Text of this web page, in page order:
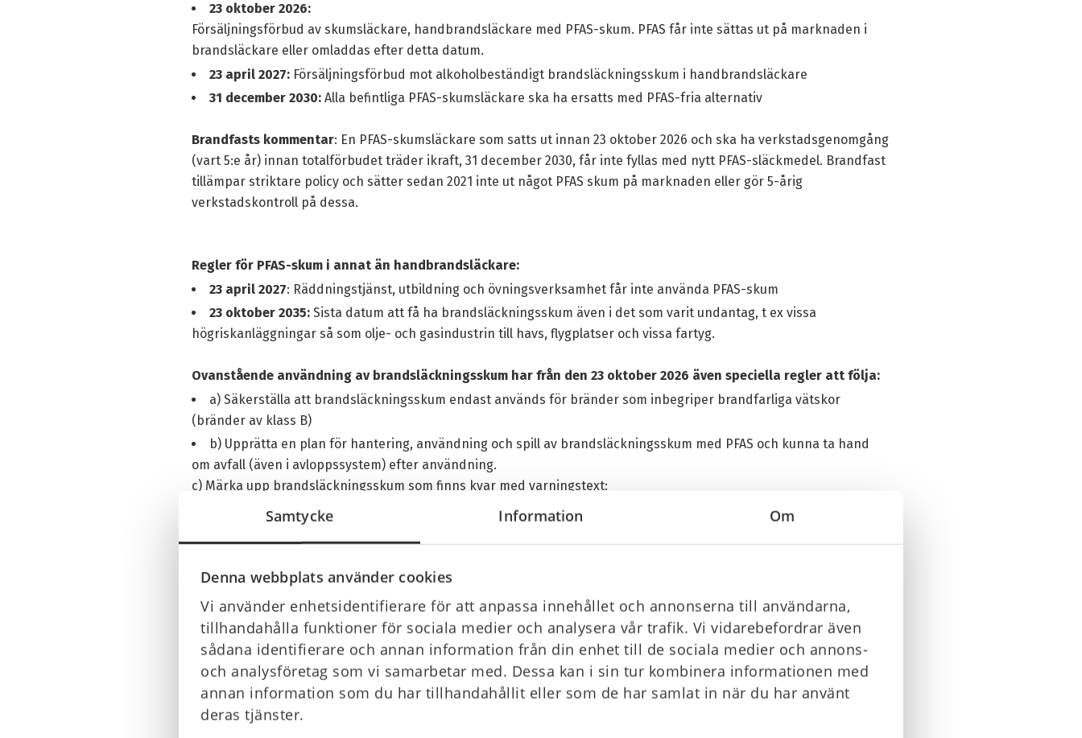
Samtycke Information Om
Denna webbplats använder cookies
Vi använder enhetsidentifierare för att anpassa innehållet och annonserna till användarna,
tillhandahålla funktioner för sociala medier och analysera vår trafik. Vi vidarebefordrar även
sådana identifierare och annan information från din enhet till de sociala medier och annons-
och analysföretag som vi samarbetar med. Dessa kan i sin tur kombinera informationen med
annan information som du har tillhandahållit eller som de har samlat in när du har använt
deras tjänster.
23 oktober 2026:
Försäljningsförbud av skumsläckare, handbrandsläckare med PFAS-skum. PFAS får inte sättas ut på marknaden i
brandsläckare eller omladdas efter detta datum.
23 april 2027: Försäljningsförbud mot alkoholbeständigt brandsläckningsskum i handbrandsläckare
31 december 2030: Alla befintliga PFAS-skumsläckare ska ha ersatts med PFAS-fria alternativ
Brandfasts kommentar: En PFAS-skumsläckare som satts ut innan 23 oktober 2026 och ska ha verkstadsgenomgång
(vart 5:e år) innan totalförbudet träder ikraft, 31 december 2030, får inte fyllas med nytt PFAS-släckmedel. Brandfast
tillämpar striktare policy och sätter sedan 2021 inte ut något PFAS skum på marknaden eller gör 5-årig
verkstadskontroll på dessa.
Regler för PFAS-skum i annat än handbrandsläckare:
23 april 2027: Räddningstjänst, utbildning och övningsverksamhet får inte använda PFAS-skum
23 oktober 2035: Sista datum att få ha brandsläckningsskum även i det som varit undantag, t ex vissa
högriskanläggningar så som olje- och gasindustrin till havs, flygplatser och vissa fartyg.
Ovanstående användning av brandsläckningsskum har från den 23 oktober 2026 även speciella regler att följa:
a) Säkerställa att brandsläckningsskum endast används för bränder som inbegriper brandfarliga vätskor
(bränder av klass B)
b) Upprätta en plan för hantering, användning och spill av brandsläckningsskum med PFAS och kunna ta hand
om avfall (även i avloppssystem) efter användning.
c) Märka upp brandsläckningsskum som finns kvar med varningstext:
”VARNING: Innehåller per- och polyfluorerade alkylsubstanser (PFAS) i en koncentration som är lika med eller högre än 1
mg/l för summan av alla PFAS.”
Detta är utdrag från förordningen, nedan ser du fullständigt regelverk
Källa:EU-KOMMISSIONENS FÖRORDNING(EU) 2025/1988 av den 2 oktober 2025
Så hanterar Brandfast skumsläckare vid service
Finns det kvar skumsläckare med PFAS när vi utför service så är förstahandsalternativet att dessa byts